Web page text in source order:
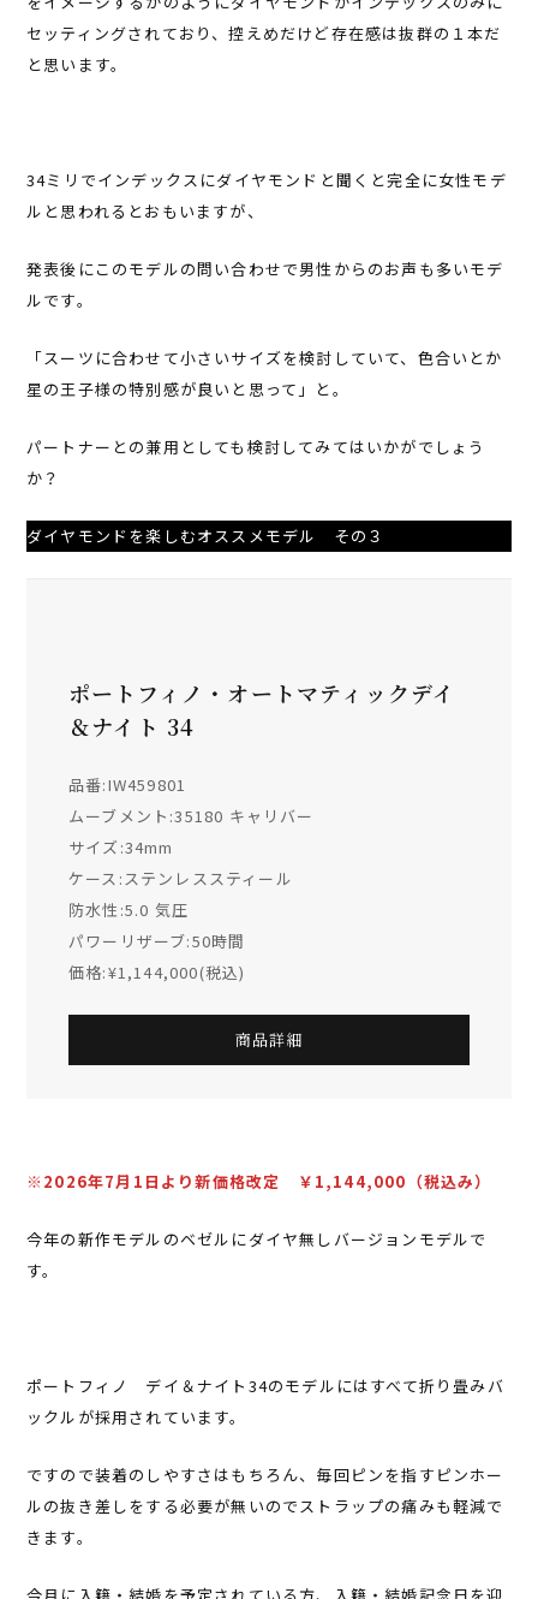
セッティングされており、控えめだけど存在感は抜群の１本だ
と思います。
34ミリでインデックスにダイヤモンドと聞くと完全に女性モデ
ルと思われるとおもいますが、
発表後にこのモデルの問い合わせで男性からのお声も多いモデ
ルです。
「スーツに合わせて小さいサイズを検討していて、色合いとか
星の王子様の特別感が良いと思って」と。
パートナーとの兼用としても検討してみてはいかがでしょう
か？
ダイヤモンドを楽しむオススメモデル その３
ポートフィノ・オートマティックデイ
＆ナイト 34
品番:IW459801
ムーブメント:35180 キャリバー
サイズ:34mm
ケース:ステンレススティール
防水性:5.0 気圧
パワーリザーブ:50時間
価格:¥1,144,000(税込)
商品詳細
※2026年7月1日より新価格改定 ￥1,144,000（税込み）
今年の新作モデルのベゼルにダイヤ無しバージョンモデルで
す。
ポートフィノ デイ＆ナイト34のモデルにはすべて折り畳みバ
ックルが採用されています。
ですので装着のしやすさはもちろん、毎回ピンを指すピンホー
ルの抜き差しをする必要が無いのでストラップの痛みも軽減で
きます。